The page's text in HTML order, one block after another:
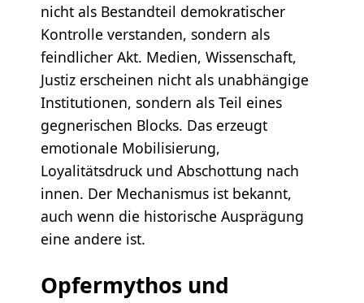
nicht als Bestandteil demokratischer
Kontrolle verstanden, sondern als
feindlicher Akt. Medien, Wissenschaft,
Justiz erscheinen nicht als unabhängige
Institutionen, sondern als Teil eines
gegnerischen Blocks. Das erzeugt
emotionale Mobilisierung,
Loyalitätsdruck und Abschottung nach
innen. Der Mechanismus ist bekannt,
auch wenn die historische Ausprägung
eine andere ist.
Opfermythos und